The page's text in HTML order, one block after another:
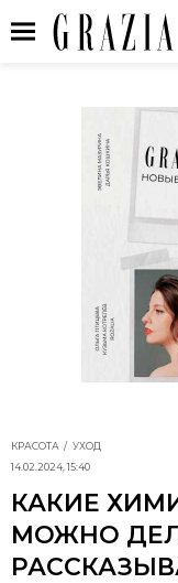
КРАСОТА
УХОД
14.02.2024, 15:40
КАКИЕ
МОЖНО